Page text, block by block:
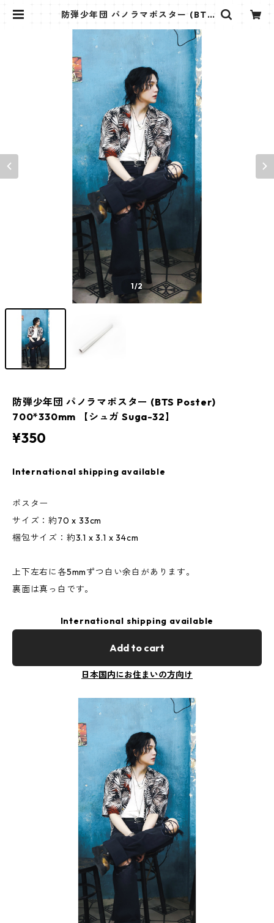
防弾少年団 パノラマポスター (BTS
uga-32】 | K STAR PLUS
1/2
防弾少年団 パノラマポスター (BTS Poster)
700*330mm 【シュガ Suga-32】
¥350
International shipping available
ポスター
サイズ：約70 x 33cm
梱包サイズ：約3.1 x 3.1 x 34cm
上下左右に各5mmずつ白い余白があります。
裏面は真っ白です。
International shipping available
Add to cart
日本国内にお住まいの方向け